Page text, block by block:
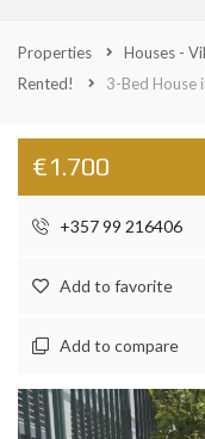
Properties Houses -
Rented!
3-Bed House
€1.700
+357 99 216406
Add to favorite
Add to compare